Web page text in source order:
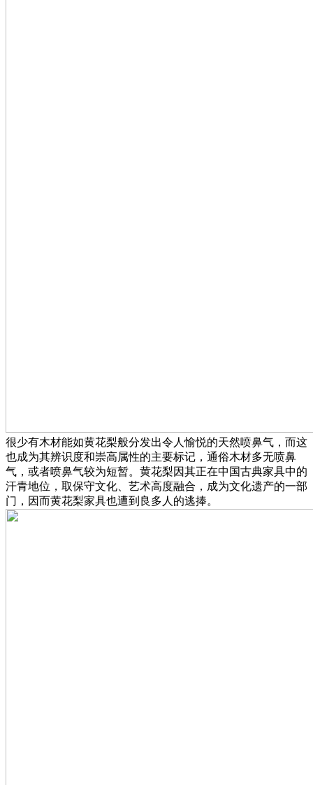
很少有木材能如黄花梨般分发出令人愉悦的天然喷鼻气，而这
也成为其辨识度和崇高属性的主要标记，通俗木材多无喷鼻
气，或者喷鼻气较为短暂。黄花梨因其正在中国古典家具中的
汗青地位，取保守文化、艺术高度融合，成为文化遗产的一部
门，因而黄花梨家具也遭到良多人的逃捧。